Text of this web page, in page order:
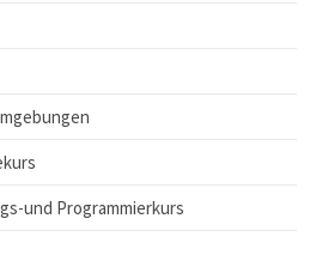
und Programmierkurs